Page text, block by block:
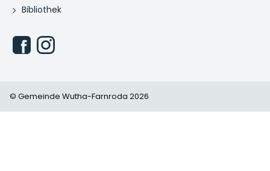
Bibliothek
© Gemeinde Wutha-Farnroda 2026